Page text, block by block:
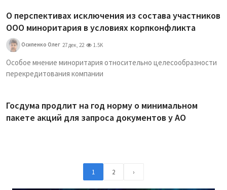
О перспективах исключения из состава участников
ООО миноритария в условиях корпконфликта
Осипенко Олег 27 дек, 22 1.5K
Особое мнение миноритария относительно целесообразности
перекредитования компании
Госдума продлит на год норму о минимальном
пакете акций для запроса документов у АО
1 2 ›